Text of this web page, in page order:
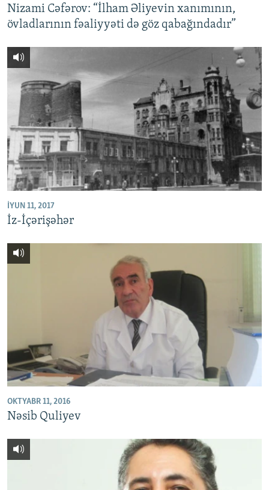
Nizami Cəfərov: “İlham Əliyevin xanımının,
övladlarının fəaliyyəti də göz qabağındadır”
İYUN 11, 2017
İz-İçərişəhər
OKTYABR 11, 2016
Nəsib Quliyev